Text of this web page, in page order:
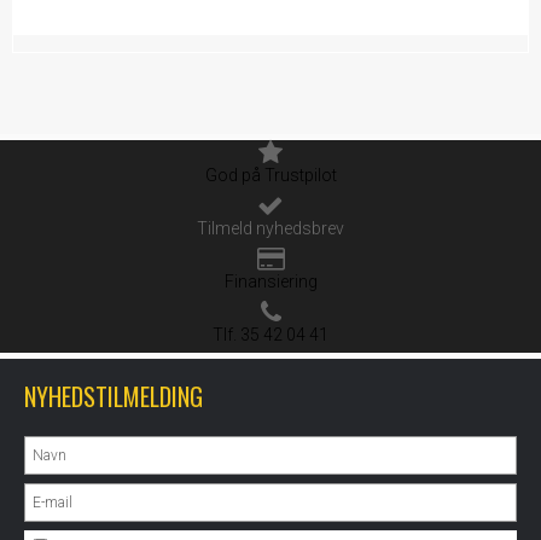
God på Trustpilot
Tilmeld nyhedsbrev
Finansiering
Tlf. 35 42 04 41
NYHEDSTILMELDING